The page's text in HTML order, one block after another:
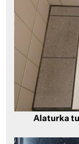
Alaturka